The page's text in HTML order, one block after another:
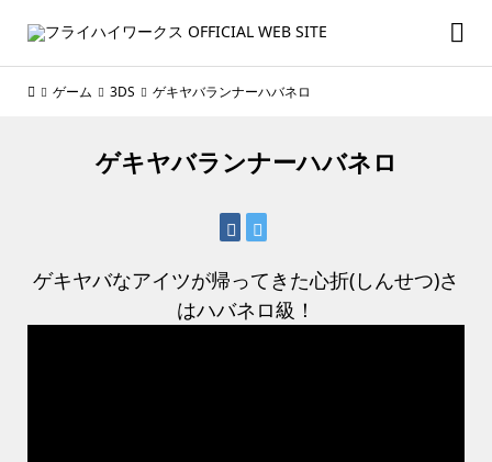
ゲーム 3DS ゲキヤバランナーハバネロ
ゲキヤバランナーハバネロ
ゲキヤバなアイツが帰ってきた心折(しんせつ)さ
はハバネロ級！